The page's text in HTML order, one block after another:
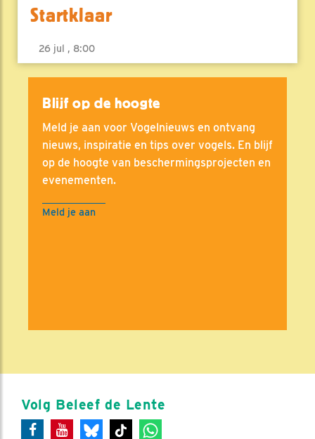
Startklaar
26 jul , 8:00
Blijf op de hoogte
Meld je aan voor Vogelnieuws en ontvang
nieuws, inspiratie en tips over vogels. En blijf
op de hoogte van beschermingsprojecten en
evenementen.
Meld je aan
Volg Beleef de Lente